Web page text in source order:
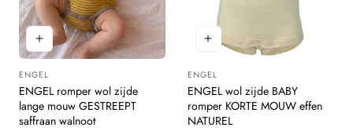
Leverancier:
ENGEL
ENGEL romper wol zijde
lange mouw GESTREEPT
saffraan walnoot
Leverancier:
ENGEL
ENGEL wol zijde BABY
romper KORTE MOUW effen
NATUREL